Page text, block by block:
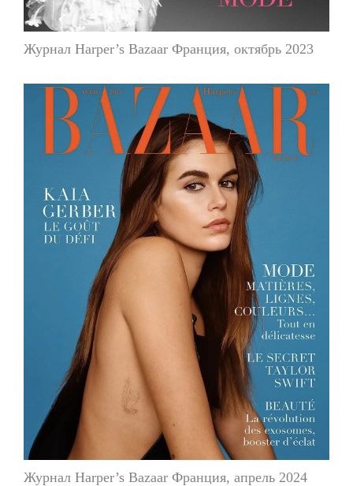
Журнал Harper’s Bazaar Франция, октябрь 2023
Журнал Harper’s Bazaar Франция, апрель 2024